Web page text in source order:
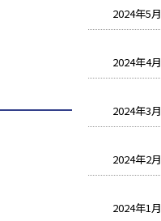
2024年5月
2024年4月
2024年3月
2024年2月
2024年1月